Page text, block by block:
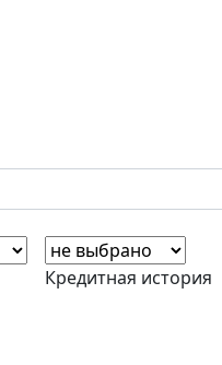
Кредитная история